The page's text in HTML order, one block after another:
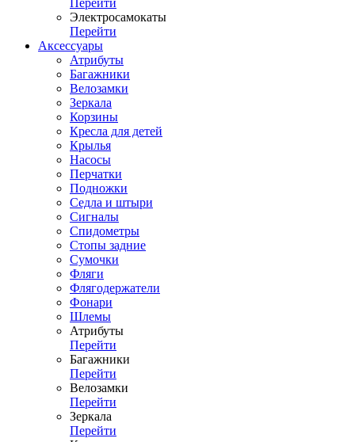
Перейти
Электросамокаты
Перейти
Аксессуары
Атрибуты
Багажники
Велозамки
Зеркала
Корзины
Кресла для детей
Крылья
Насосы
Перчатки
Подножки
Седла и штыри
Сигналы
Спидометры
Стопы задние
Сумочки
Фляги
Флягодержатели
Фонари
Шлемы
Атрибуты
Перейти
Багажники
Перейти
Велозамки
Перейти
Зеркала
Перейти